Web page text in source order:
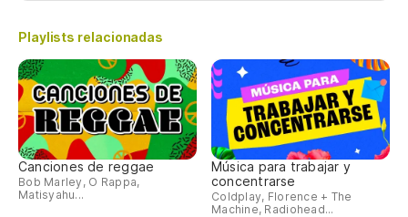
Playlists relacionadas
Canciones de reggae
Bob Marley, O Rappa,
Matisyahu...
Música para trabajar y
concentrarse
Coldplay, Florence + The
Machine, Radiohead...